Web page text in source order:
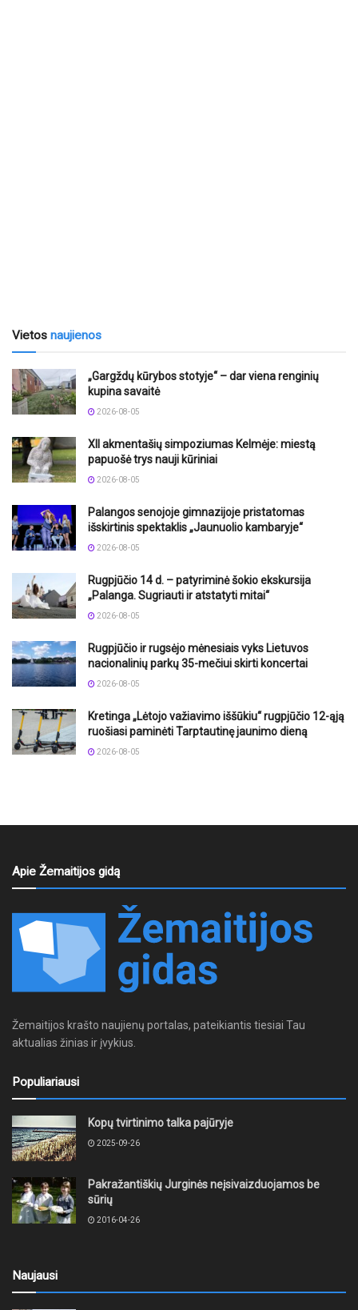
Vietos naujienos
„Gargždų kūrybos stotyje“ – dar viena renginių
kupina savaitė
2026-08-05
XII akmentašių simpoziumas Kelmėje: miestą
papuošė trys nauji kūriniai
2026-08-05
Palangos senojoje gimnazijoje pristatomas
išskirtinis spektaklis „Jaunuolio kambaryje“
2026-08-05
Rugpjūčio 14 d. – patyriminė šokio ekskursija
„Palanga. Sugriauti ir atstatyti mitai“
2026-08-05
Rugpjūčio ir rugsėjo mėnesiais vyks Lietuvos
nacionalinių parkų 35-mečiui skirti koncertai
2026-08-05
Kretinga „Lėtojo važiavimo iššūkiu“ rugpjūčio 12-ąją
ruošiasi paminėti Tarptautinę jaunimo dieną
2026-08-05
Apie Žemaitijos gidą
Žemaitijos krašto naujienų portalas, pateikiantis tiesiai Tau
aktualias žinias ir įvykius.
Populiariausi
Kopų tvirtinimo talka pajūryje
2025-09-26
Pakražantiškių Jurginės neįsivaizduojamos be
sūrių
2016-04-26
Naujausi